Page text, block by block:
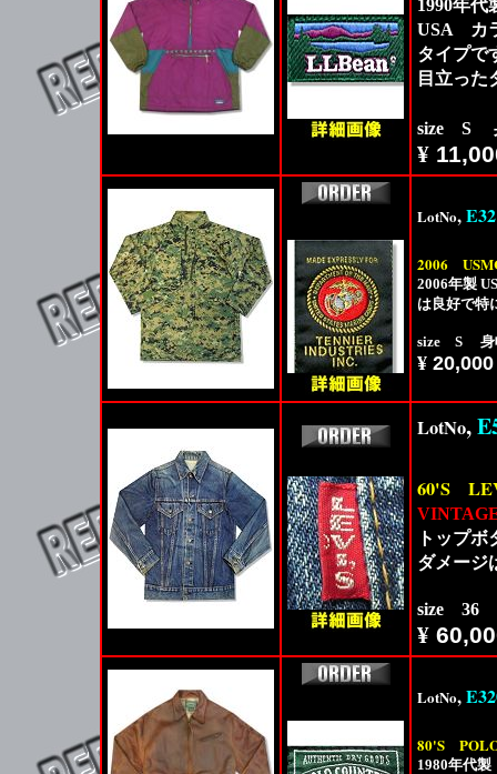
1990年
USA カ
タイプで
目立った
size S
¥
LotNo,
2006
2006年製
は良好で特
size S 身
¥ 20,000
LotNo,
60'S
トップ
ダメージ
size 36
¥
LotNo,
80'S
1980年代